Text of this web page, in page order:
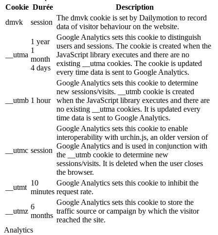
Cookie Durée
Description
dmvk
session
The dmvk cookie is set by Dailymotion to record
data of visitor behaviour on the website.
__utma
1 year
1
month
4 days
Google Analytics sets this cookie to distinguish
users and sessions. The cookie is created when the
JavaScript library executes and there are no
existing __utma cookies. The cookie is updated
every time data is sent to Google Analytics.
__utmb 1 hour
Google Analytics sets this cookie to determine
new sessions/visits. __utmb cookie is created
when the JavaScript library executes and there are
no existing __utma cookies. It is updated every
time data is sent to Google Analytics.
__utmc session
Google Analytics sets this cookie to enable
interoperability with urchin.js, an older version of
Google Analytics and is used in conjunction with
the __utmb cookie to determine new
sessions/visits. It is deleted when the user closes
the browser.
__utmt
10
minutes
Google Analytics sets this cookie to inhibit the
request rate.
__utmz
6
months
Google Analytics sets this cookie to store the
traffic source or campaign by which the visitor
reached the site.
Analytics